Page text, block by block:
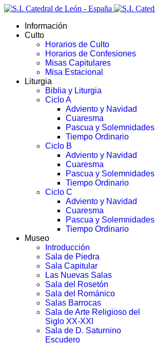
Información
Culto
Horarios de Culto
Horarios de Confesiones
Misas Capitulares
Misa Estacional
Liturgia
Biblia y Liturgia
Ciclo A
Adviento y Navidad
Cuaresma
Pascua y Solemnidades
Tiempo Ordinario
Ciclo B
Adviento y Navidad
Cuaresma
Pascua y Solemnidades
Tiempo Ordinario
Ciclo C
Adviento y Navidad
Cuaresma
Pascua y Solemnidades
Tiempo Ordinario
Museo
Introducción
Sala de Piedra
Sala Capitular
Las Nuevas Salas
Sala del Rosetón
Sala del Románico
Salas Barrocas
Sala de Arte Religioso del
Siglo XX-XXI
Sala de D. Saturnino
Escudero